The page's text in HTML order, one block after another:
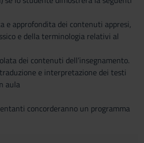
e approfondita dei contenuti appresi,
e della terminologia relativi al
dei contenuti dell’insegnamento.
e interpretazione dei testi
aula
concorderanno un programma